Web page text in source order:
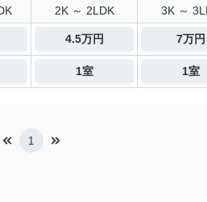
2K ～ 2LDK 3K ～
4.5万円 7万円
1室 1室
1